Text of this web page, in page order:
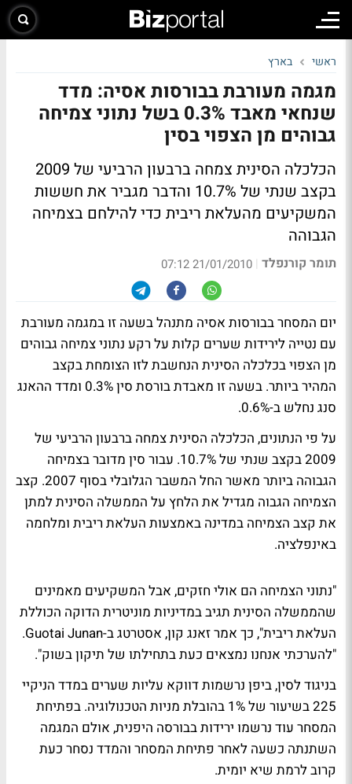
ראשי בארץ
מגמה מעורבת בבורסות אסיה: מדד
שנחאי מאבד 0.3% בשל נתוני צמיחה
גבוהים מן הצפוי בסין
הכלכלה הסינית צמחה ברבעון הרביעי של 2009
בקצב שנתי של 10.7% והדבר מגביר את חששות
המשקיעים מהעלאת ריבית כדי להילחם בצמיחה
הגבוהה
תומר קורנפלד |
21/01/2010 07:12
יום המסחר בבורסות אסיה מתנהל בשעה זו במגמה מעורבת
עם נטייה לירידות שערים קלות על רקע נתוני צמיחה גבוהים
מן הצפוי בכלכלה הסינית הנחשבת לזו הצומחת בקצב
המהיר ביותר. בשעה זו מאבדת בורסת סין 0.3% ומדד ההאנג
סנג נחלש ב-0.6%.
על פי הנתונים, הכלכלה הסינית צמחה ברבעון הרביעי של
2009 בקצב שנתי של 10.7%. עבור סין מדובר בצמיחה
הגבוהה ביותר מאשר החל המשבר הגלובלי בסוף 2007. קצב
הצמיחה הגבוה מגדיל את הלחץ על הממשלה הסינית למתן
את קצב הצמיחה במדינה באמצעות העלאת ריבית ומלחמה
באינפלציה.
"נתוני הצמיחה הם אולי חזקים, אבל המשקיעים מאמינים
שהממשלה הסינית תגיב במדיניות מוניטרית הדוקה הכוללת
העלאת ריבית", כך אמר זאנג קון, אסטרטג ב-Guotai Junan.
"להערכתי אנחנו נמצאים כעת בתחילתו של תיקון בשוק".
בניגוד לסין, ביפן נרשמות דווקא עליות שערים במדד הניקיי
225 בשיעור של 1% בהובלת מניות הטכנולוגיה. בפתיחת
המסחר עוד נרשמו ירידות בבורסה היפנית, אולם המגמה
השתנתה כשעה לאחר פתיחת המסחר והמדד נסחר כעת
קרוב לרמת שיא יומית.